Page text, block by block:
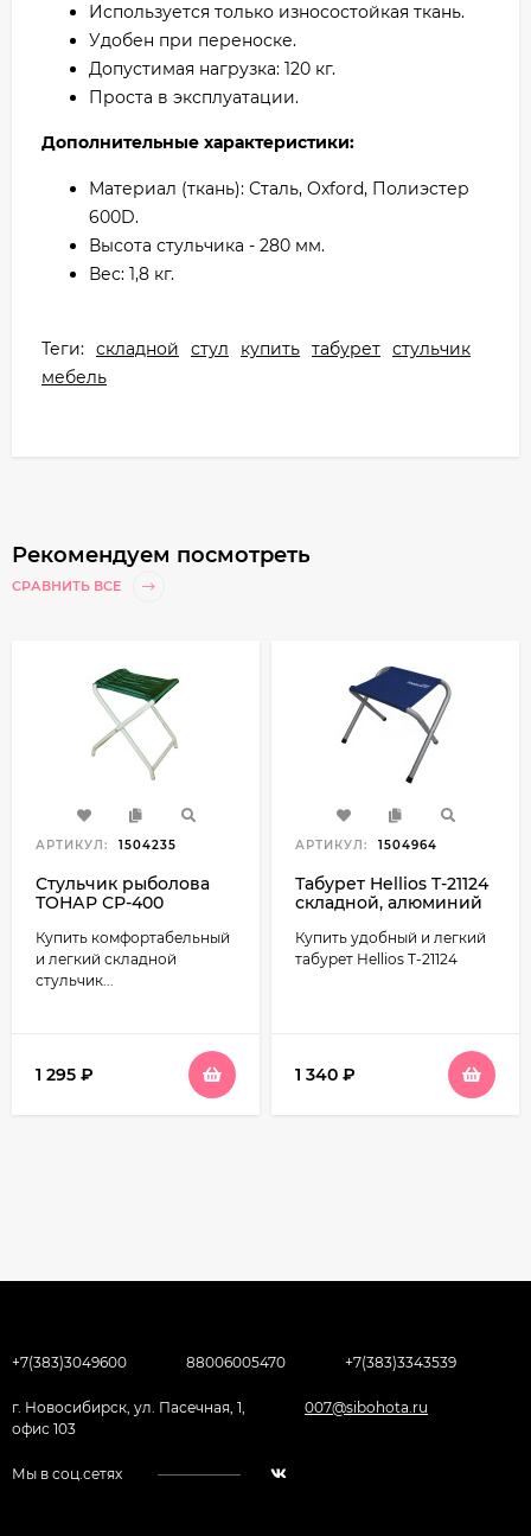
Используется только износостойкая ткань.
Удобен при переноске.
Допустимая нагрузка: 120 кг.
Проста в эксплуатации.
Дополнительные характеристики:
Материал (ткань): Сталь, Oxford, Полиэстер
600D.
Высота стульчика - 280 мм.
Вес: 1,8 кг.
Теги: складной стул купить табурет стульчик
мебель
Рекомендуем посмотреть
СРАВНИТЬ ВСЕ
АРТИКУЛ: 1504235
Стульчик рыболова
ТОНАР СР-400
Купить комфортабельный
и легкий складной
стульчик...
1 295 ₽
АРТИКУЛ: 1504964
Табурет Hellios T-21124
складной, алюминий
Купить удобный и легкий
табурет Hellios T-21124
1 340 ₽
+7(383)3049600 88006005470 +7(383)3343539
г. Новосибирск, ул. Пасечная, 1,
офис 103
007@sibohota.ru
Мы в соц.сетях